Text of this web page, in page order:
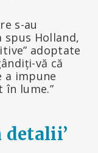
s-au
spus Holland,
adoptate
vă că
a impune
în lume.”
detalii’